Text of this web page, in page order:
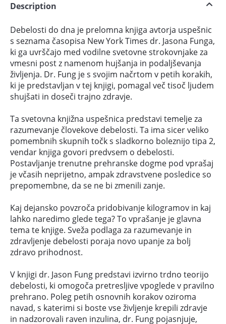
Description
Debelosti do dna je prelomna knjiga avtorja uspešnic
s seznama časopisa New York Times dr. Jasona Funga,
ki ga uvrščajo med vodilne svetovne strokovnjake za
vmesni post z namenom hujšanja in podaljševanja
življenja. Dr. Fung je s svojim načrtom v petih korakih,
ki je predstavljan v tej knjigi, pomagal več tisoč ljudem
shujšati in doseči trajno zdravje.
Ta svetovna knjižna uspešnica predstavi temelje za
razumevanje človekove debelosti. Ta ima sicer veliko
pomembnih skupnih točk s sladkorno boleznijo tipa 2,
vendar knjiga govori predvsem o debelosti.
Postavljanje trenutne prehranske dogme pod vprašaj
je včasih neprijetno, ampak zdravstvene posledice so
prepomembne, da se ne bi zmenili zanje.
Kaj dejansko povzroča pridobivanje kilogramov in kaj
lahko naredimo glede tega? To vprašanje je glavna
tema te knjige. Sveža podlaga za razumevanje in
zdravljenje debelosti poraja novo upanje za bolj
zdravo prihodnost.
V knjigi dr. Jason Fung predstavi izvirno trdno teorijo
debelosti, ki omogoča pretresljive vpoglede v pravilno
prehrano. Poleg petih osnovnih korakov oziroma
navad, s katerimi si boste vse življenje krepili zdravje
in nadzorovali raven inzulina, dr. Fung pojasnjuje,